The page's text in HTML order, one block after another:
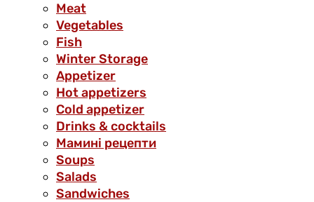
Meat
Vegetables
Fish
Winter Storage
Аppetizer
Hot appetizers
Cold appetizer
Drinks & cocktails
Мамині рецепти
Soups
Salads
Sandwiches